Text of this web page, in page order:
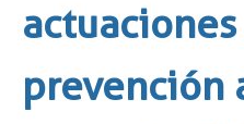
prevención